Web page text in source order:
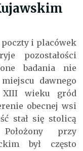
poczty i placówek
pozostałości
badania nie
dawnego
XIII wieku gród
obecnej wsi
stał się stolicą
Położony przy
był często